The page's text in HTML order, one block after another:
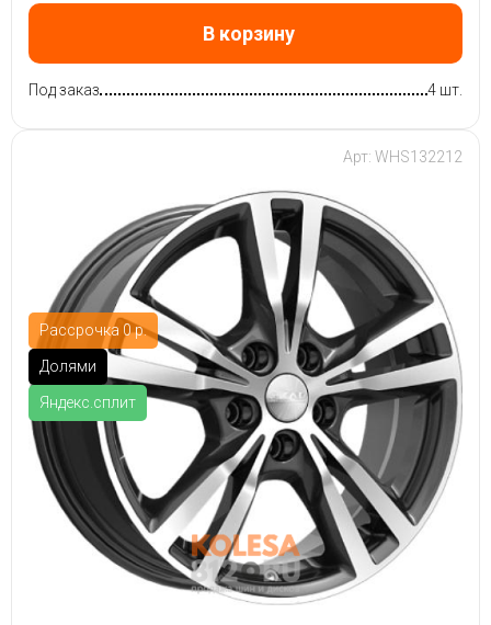
В корзину
Под заказ 4 шт.
Рассрочка 0 р.
Долями
Яндекс.сплит
Арт: WHS132212